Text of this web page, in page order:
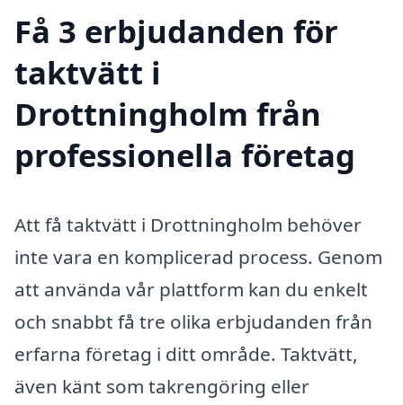
Få 3 erbjudanden för
taktvätt i
Drottningholm från
professionella företag
Att få taktvätt i Drottningholm behöver
inte vara en komplicerad process. Genom
att använda vår plattform kan du enkelt
och snabbt få tre olika erbjudanden från
erfarna företag i ditt område. Taktvätt,
även känt som takrengöring eller